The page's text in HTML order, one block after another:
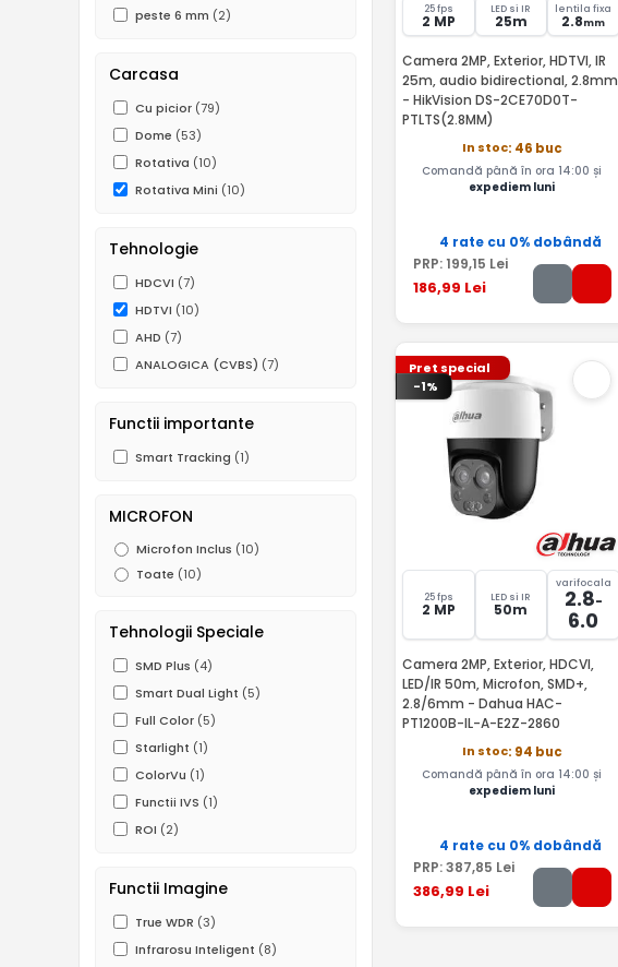
peste 6 mm (2)
Carcasa
Cu picior (79)
Dome (53)
Rotativa (10)
Rotativa Mini (10)
Tehnologie
HDCVI (7)
HDTVI (10)
AHD (7)
ANALOGICA (CVBS) (7)
Functii importante
Smart Tracking (1)
MICROFON
Microfon Inclus (10)
Toate (10)
Tehnologii Speciale
SMD Plus (4)
Smart Dual Light (5)
Full Color (5)
Starlight (1)
ColorVu (1)
Functii IVS (1)
ROI (2)
Functii Imagine
True WDR (3)
Infrarosu Inteligent (8)
25 fps
2 MP
LED si IR
25m
lentila fixa
2.8mm
Camera 2MP, Exterior, HDTVI, IR
25m, audio bidirectional, 2.8mm
- HikVision DS-2CE70D0T-
PTLTS(2.8MM)
In stoc: 46 buc
Comandă până în ora 14:00 și
expediem luni
4 rate cu 0% dobândă
PRP: 199,15 Lei
186,99 Lei
Pret special
-1%
25 fps
2 MP
LED si IR
50m
varifocala
2.8-
6.0
Camera 2MP, Exterior, HDCVI,
LED/IR 50m, Microfon, SMD+,
2.8/6mm - Dahua HAC-
PT1200B-IL-A-E2Z-2860
In stoc: 94 buc
Comandă până în ora 14:00 și
expediem luni
4 rate cu 0% dobândă
PRP:387,85 Lei
386,99 Lei